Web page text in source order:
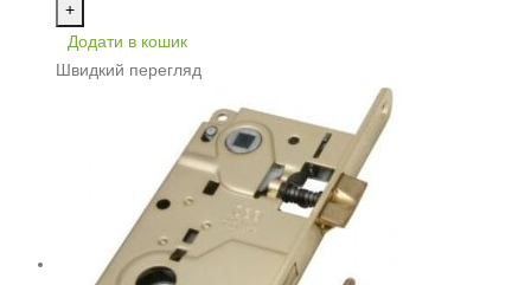
+
Додати в кошик
Швидкий перегляд